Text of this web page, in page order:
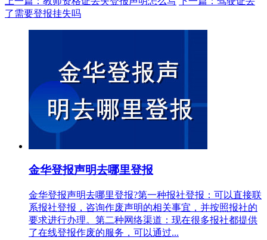
了需要登报挂失吗
金华登报声明去哪里登报
金华登报声明去哪里登报?第一种报社登报：可以直接联
系报社登报，咨询作废声明的相关事宜，并按照报社的
要求进行办理。第二种网络渠道：现在很多报社都提供
了在线登报作废的服务，可以通过...